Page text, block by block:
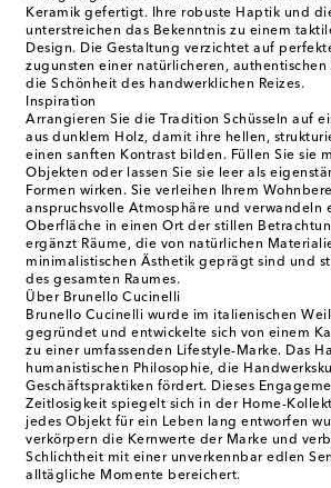
Keramik gefertigt. Ihre robuste Haptik und
unterstreichen das Bekenntnis zu einem
Design. Die Gestaltung verzichtet auf
zugunsten einer natürlicheren,
die Schönheit des handwerklichen Reizes.
Inspiration
Arrangieren Sie die Tradition Schüsseln auf
aus dunklem Holz, damit ihre hellen,
einen sanften Kontrast bilden. Füllen Sie sie
Objekten oder lassen Sie sie leer als
Formen wirken. Sie verleihen Ihrem
anspruchsvolle Atmosphäre und verwandeln
Oberfläche in einen Ort der stillen
ergänzt Räume, die von natürlichen
minimalistischen Ästhetik geprägt sind und
des gesamten Raumes.
Über Brunello Cucinelli
Brunello Cucinelli wurde im italienischen
gegründet und entwickelte sich von einem
zu einer umfassenden Lifestyle-Marke. Das
humanistischen Philosophie, die
Geschäftspraktiken fördert. Dieses
Zeitlosigkeit spiegelt sich in der Home-
jedes Objekt für ein Leben lang entworfen
verkörpern die Kernwerte der Marke und
Schlichtheit mit einer unverkennbar edlen
alltägliche Momente bereichert.